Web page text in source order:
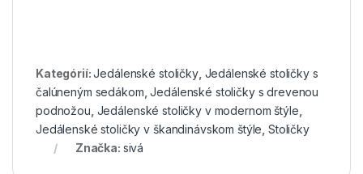
Kategórií:Jedálenské stoličky, Jedálenské stoličky s
čalúneným sedákom ,Jedálenské stoličky s drevenou
podnožou Jedálenské stoličky v modernom štýle
Jedálenské stoličky v škandinávskom štýle Stoličky
Značka: sivá